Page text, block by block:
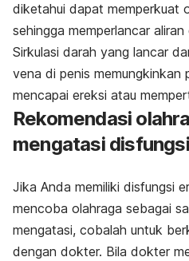
diketahui dapat memperkuat
sehingga memperlancar
Sirkulasi darah yang lancar
vena di penis memungkinkan
mencapai ereksi atau
Rekomendasi
mengatasi
Jika Anda memiliki disfungsi
mencoba olahraga sebagai
mengatasi, cobalah untuk
dengan dokter. Bila dokter